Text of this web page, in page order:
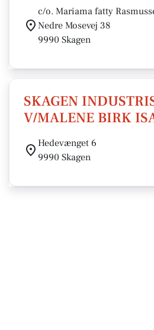
c/o. Mariama fatty
Nedre Mosevej 38
9990 Skagen
SKAGEN
V/MALENE BIRK
Hedevænget 6
9990 Skagen